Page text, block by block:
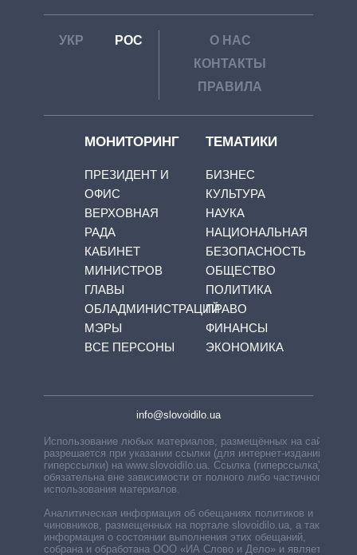
УКР РОС
О НАС
КОНТАКТЫ
ПРАВИЛА
МОНИТОРИНГ
ПРЕЗИДЕНТ И
ОФИС
ВЕРХОВНАЯ
РАДА
КАБИНЕТ
МИНИСТРОВ
ГЛАВЫ
ОБЛАДМИНИСТРАЦИЙ
МЭРЫ
ВСЕ ПЕРСОНЫ
ТЕМАТИКИ
БИЗНЕС
КУЛЬТУРА
НАУКА
НАЦИОНАЛЬНАЯ
БЕЗОПАСНОСТЬ
ОБЩЕСТВО
ПОЛИТИКА
ПРАВО
ФИНАНСЫ
ЭКОНОМИКА
info@slovoidilo.ua
Использование любых материалов, размещённых на сайте,
разрешается при указании ссылки (для интернет-изданий —
гиперссылки) на www.slovoidilo.ua. Ссылка (гиперссылка)
обязательна вне зависимости от полного либо частичного
использования материалов.
Аналитическая информация об обещаниях политиков и
чиновников, размещенных на портале slovoidilo.ua, а также
информация о состоянии выполнения этих обещаний,
собрана и обработана ООО «ИА Слово и Дело» и является